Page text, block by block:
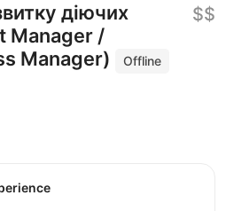
діючих
Manager /
Manager)
Offline
$$